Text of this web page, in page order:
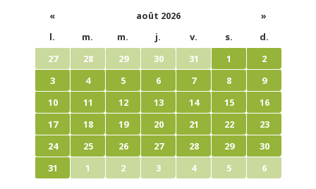
« août 2026
»
l.
m. m. j. v. s.
d.
27
28 29 30 31 1
2
3
4 5 6 7 8
9
10
11 12 13 14 15
16
17
18 19 20 21 22
23
24
25 26 27 28 29
30
31
1 2 3 4 5 6